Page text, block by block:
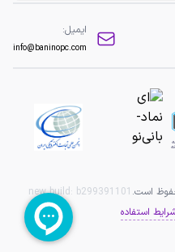
ایمیل:
info@baninopc.com
است. new build: b299391101
استفاده